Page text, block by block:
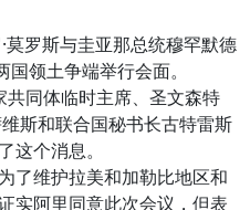
莫罗斯与圭亚那总统穆罕默德
国领土争端举行会面。
同体临时主席、圣文森特
斯和联合国秘书长古特雷斯
这个消息。
了维护拉美和加勒比地区和
实阿里同意此次会议，但表